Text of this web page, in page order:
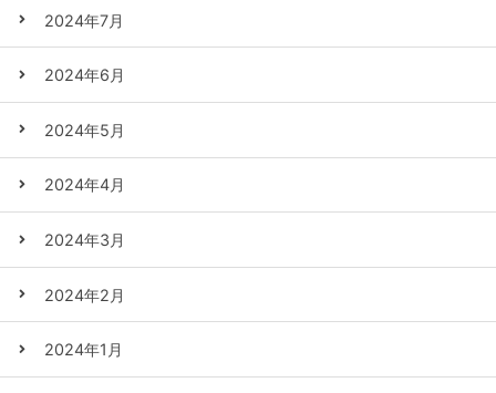
2024年7月
2024年6月
2024年5月
2024年4月
2024年3月
2024年2月
2024年1月